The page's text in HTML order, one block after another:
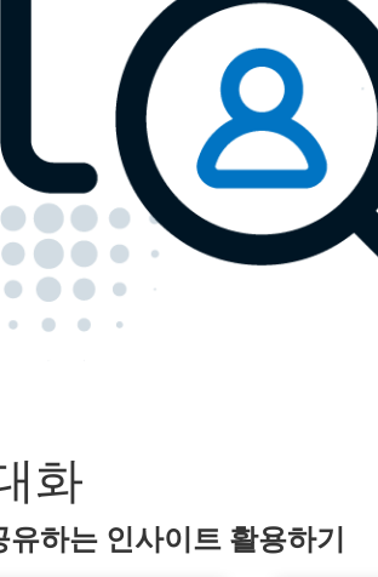
화
하는 인사이트 활용하기